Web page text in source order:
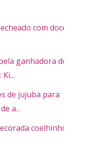
com doce de
ganhadora do
de jujuba para
a...
coelhinho da